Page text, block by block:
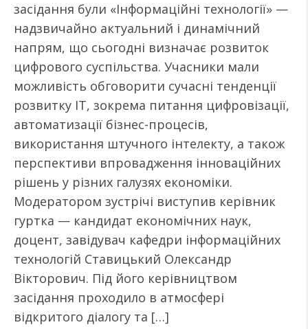
засідання були «Інформаційні технології» —
надзвичайно актуальний і динамічний
напрям, що сьогодні визначає розвиток
цифрового суспільства. Учасники мали
можливість обговорити сучасні тенденції
розвитку ІТ, зокрема питання цифровізації,
автоматизації бізнес-процесів,
використання штучного інтелекту, а також
перспективи впровадження інноваційних
рішень у різних галузях економіки.
Модератором зустрічі виступив керівник
гуртка — кандидат економічних наук,
доцент, завідувач кафедри інформаційних
технологій Ставицький Олександр
Вікторович. Під його керівництвом
засідання проходило в атмосфері
відкритого діалогу та […]